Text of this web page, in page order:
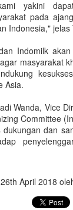
yakini
pada
Indonesia," jelas
Indomilk
masyarakat
Asia.
Wanda, Vice
Committee
dukungan dan
26th April 2018